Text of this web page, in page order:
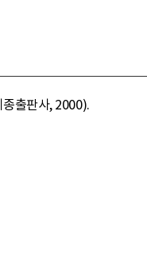
출판사, 2000).